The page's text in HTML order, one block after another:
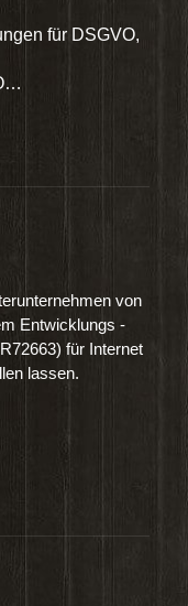
für DSGVO,
von
Entwicklungs -
für Internet
lassen.